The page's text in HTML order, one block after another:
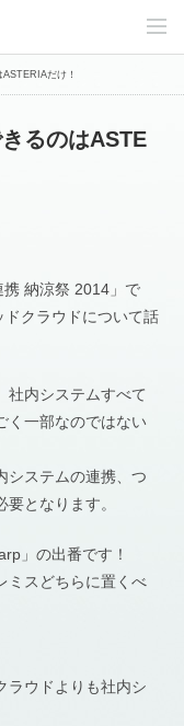
C
n
e
だけ！
るのはASTE
納涼祭 2014」で
ドクラウドについて話
社内システムすべて
く一部なのではない
システムの連携、つ
となります。
」の出番です！
ミスどちらに置くべ
ラウドよりも社内シ